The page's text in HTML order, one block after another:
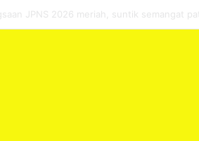
satu amanah besar – Siow Kong Choon